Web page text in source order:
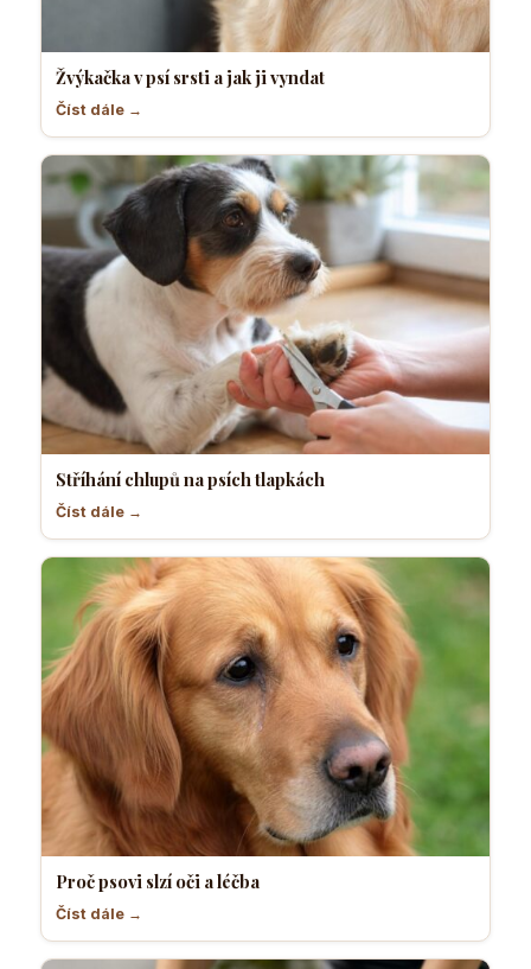
Žvýkačka v psí srsti a jak ji vyndat
Číst dále →
Stříhání chlupů na psích tlapkách
Číst dále →
Proč psovi slzí oči a léčba
Číst dále →